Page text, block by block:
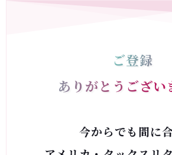
ご登録
ありがとうござい
今からでも間に